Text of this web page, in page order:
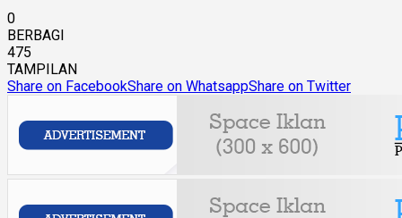
0
BERBAGI
475
TAMPILAN
Share on FacebookShare on WhatsappShare on Twitter